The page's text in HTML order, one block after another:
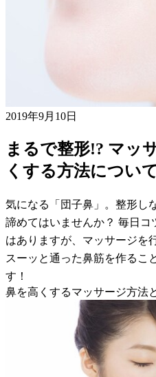
2019年9月10日
まるで整形!? マッ
くする方法につい
気になる「団子鼻」。整形し
諦めてはいませんか？ 毎日
はありますが、マッサージを
スーッと通った鼻筋を作るこ
す！
鼻を高くするマッサージ方法